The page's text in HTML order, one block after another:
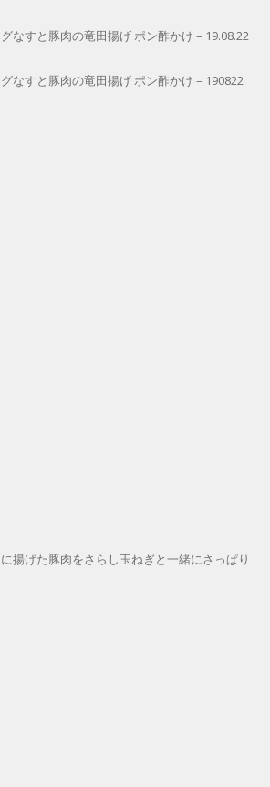
なすと豚肉の竜田揚げ ポン酢かけ – 19.08.22
なすと豚肉の竜田揚げ ポン酢かけ – 190822
揚げた豚肉をさらし玉ねぎと一緒にさっぱり